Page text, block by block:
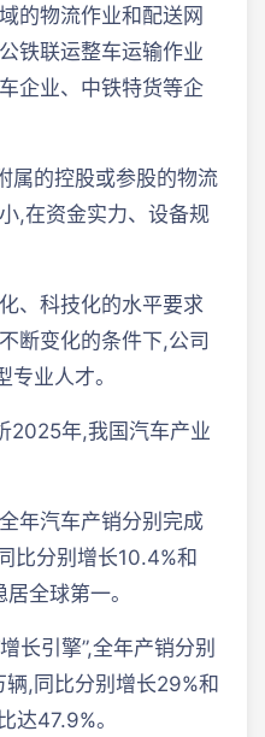
的物流作业和配送网
铁联运整车运输作业
企业、中铁特货等企
属的控股或参股的物流
,在资金实力、设备规
、科技化的水平要求
断变化的条件下,公司
业人才。
2025年,我国汽车产业
年汽车产销分别完成
比分别增长10.4%和
全球第一。
长引擎”,全年产销分别
,同比分别增长29%和
达47.9%。